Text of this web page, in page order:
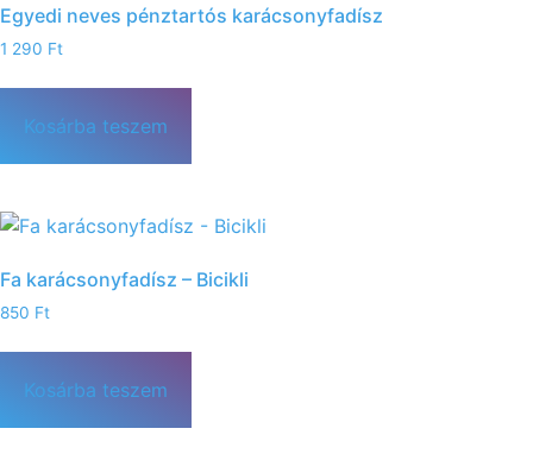
Egyedi neves pénztartós karácsonyfadísz
1 290 Ft
Kosárba teszem
Fa karácsonyfadísz – Bicikli
850 Ft
Kosárba teszem